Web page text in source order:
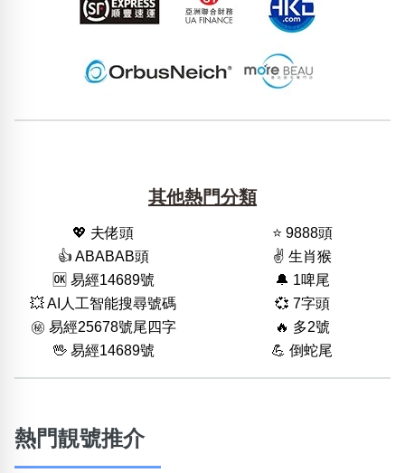
其他熱門分類
💖 夫佬頭
⭐️ 9888頭
👍 ABABAB頭
✌️ 生肖猴
🆗️ 易經14689號
🔔 1啤尾
💥 AI人工智能搜尋號碼
💞 7字頭
㊙️ 易經25678號尾四字
🔥 多2號
🖖 易經14689號
💪 倒蛇尾
熱門靚號推介